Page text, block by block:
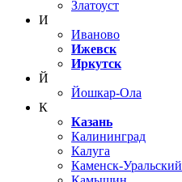
Златоуст
И
Иваново
Ижевск
Иркутск
Й
Йошкар-Ола
К
Казань
Калининград
Калуга
Каменск-Уральский